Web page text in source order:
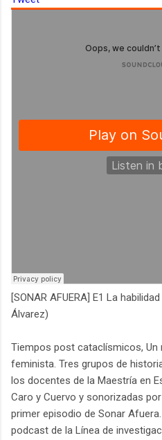
[SONAR AFUERA] E1 La
Álvarez)
Tiempos post cataclísmicos, Un
feminista. Tres grupos de
los docentes de la Maestría en
Caro y Cuervo y sonorizadas
primer episodio de Sonar Afuera.
podcast de la Línea de